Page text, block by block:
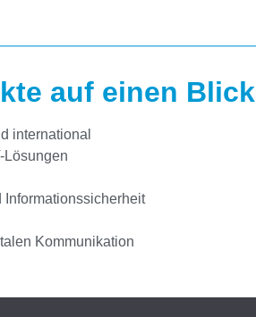
auf einen Blick
international
Lösungen
Kommunikation